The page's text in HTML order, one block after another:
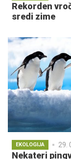
Rekorden
sredi zime
EKOLOGIJA 29.
Nekateri